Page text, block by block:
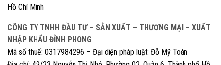
Hồ Chí Minh
CÔNG TY TNHH ĐẦU TƯ – SẢN XUẤT – THƯƠNG MẠI – XUẤT
NHẬP KHẨU ĐỈNH PHONG
Mã số thuế: 0317984296 – Đại diện pháp luật: Đỗ Mỹ Toàn